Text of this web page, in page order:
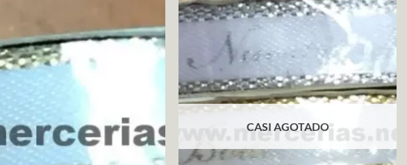
CASI AGOTADO